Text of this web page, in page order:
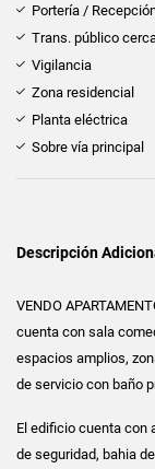
Portería /
Trans. público
Vigilancia
Zona residencial
Planta eléctrica
Sobre vía principal
Descripción
VENDO
cuenta con sala
espacios amplios,
de servicio con baño
El edificio cuenta con
de seguridad, bahia